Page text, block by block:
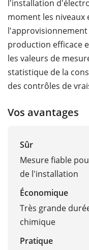
l'installation
moment les niveaux
production efficace
les valeurs de
statistique de la
des contrôles de
Vos avantages
Sûr
Mesure fiable
de l'installation
Économique
Très grande
chimique
Pratique